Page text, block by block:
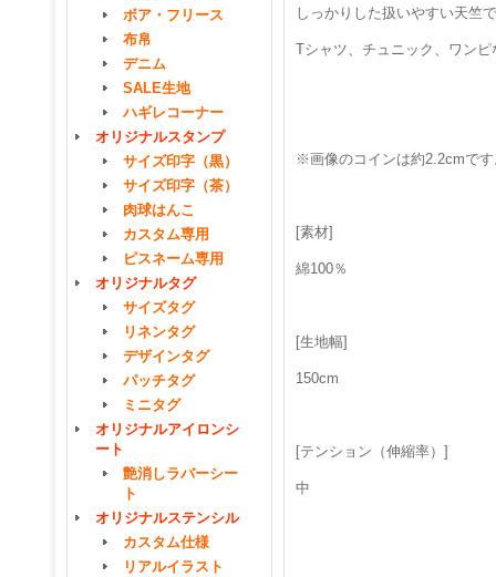
ボア・フリース
布帛
デニム
SALE生地
ハギレコーナー
オリジナルスタンプ
サイズ印字（黒）
サイズ印字（茶）
肉球はんこ
カスタム専用
ピスネーム専用
オリジナルタグ
サイズタグ
リネンタグ
デザインタグ
パッチタグ
ミニタグ
オリジナルアイロンシ
ート
艶消しラバーシー
ト
オリジナルステンシル
カスタム仕様
リアルイラスト
しっかりした扱いやすい天竺
Tシャツ、チュニック、ワン
※画像のコインは約2.2cmで
[素材]
綿100％
[生地幅]
150cm
[テンション（伸縮率）]
中